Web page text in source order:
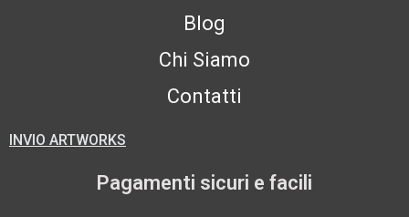
Blog
Chi Siamo
Contatti
INVIO ARTWORKS
Pagamenti sicuri e facili